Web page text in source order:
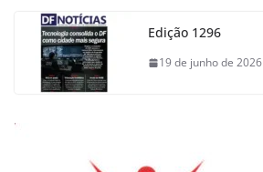
Edição 1296
19 de junho de 2026